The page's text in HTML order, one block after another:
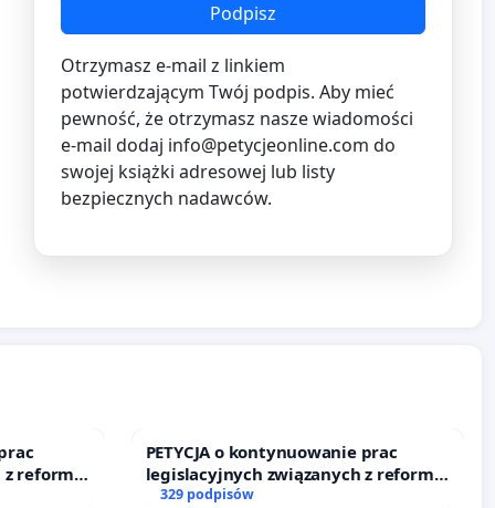
Podpisz
Otrzymasz e-mail z linkiem
potwierdzającym Twój podpis. Aby mieć
pewność, że otrzymasz nasze wiadomości
e-mail dodaj info@petycjeonline.com do
swojej książki adresowej lub listy
bezpiecznych nadawców.
reformą
PETYCJA o kontynuowanie prac
legislacyjnych związanych z reformą
prawa rodzinnego
329 podpisów